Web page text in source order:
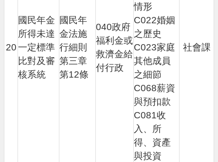
20
國民年金
所得未達
一定標準
比對及審
核系統
國民年
金法施
行細則
第三章
第12條
040政府
福利金或
救濟金給
付行政
情形
C022婚姻
之歷史
C023家庭
其他成員
之細節
C068薪資
與預扣款
C081收
入、所
得、資產
與投資
社會課